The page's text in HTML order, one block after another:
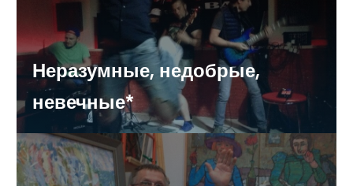
В области Priora протаранила стелу. Два человека
погибли
Под Самарой иномарка врезалась в КамАЗ: пострадали
двое детей
В Самаре вводят запрет на продажу алкоголя в
праздники
Неразумные, недобрые,
невечные*